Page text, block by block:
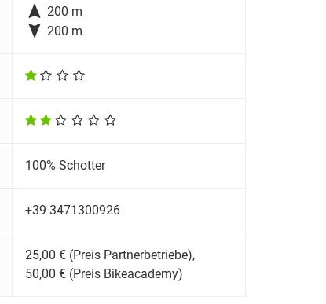
 200 m
 200 m
100% Schotter
+39 3471300926
25,00 € (Preis Partnerbetriebe),
50,00 € (Preis Bikeacademy)